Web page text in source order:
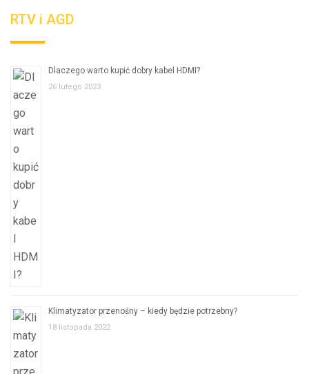
RTV i AGD
Dlaczego warto kupić dobry kabel HDMI?
26 lutego 2023
Klimatyzator przenośny – kiedy będzie potrzebny?
18 listopada 2022